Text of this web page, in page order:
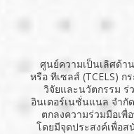
ศูนย์ความเป็นเลิศด้า
หรือ ทีเซลส์ (TCELS)
วิจัยและนวัตกรรม ร่
อินเตอร์เนชั่นแนล จำ
ตกลงความร่วมมือเ
โดยมีจุดประสงค์เพื่อ